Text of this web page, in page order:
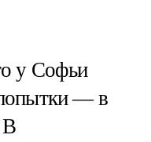
у Софьи
— в
В